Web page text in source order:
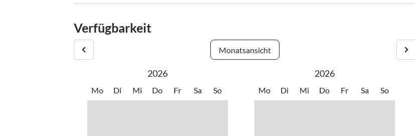
Stunden vor Anreise einen Prozentualen Betrag in Höhe von 30% des gebuchten Urlaubs.
Anreise Check in: 14:00 - 23:00
Abreise Check out: 07:00 - 12:00
Verfügbarkeit
Monatsansicht
2026
Mo Di Mi Do Fr Sa So
2026
Mo Di Mi Do Fr Sa So